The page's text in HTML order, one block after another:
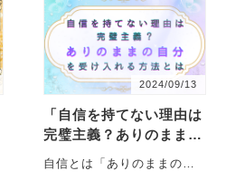
2024/09/13
「自信を持てない理由は
完璧主義？ありのままの
自分を受け入れる方法と
は」
自信とは「ありのままの自